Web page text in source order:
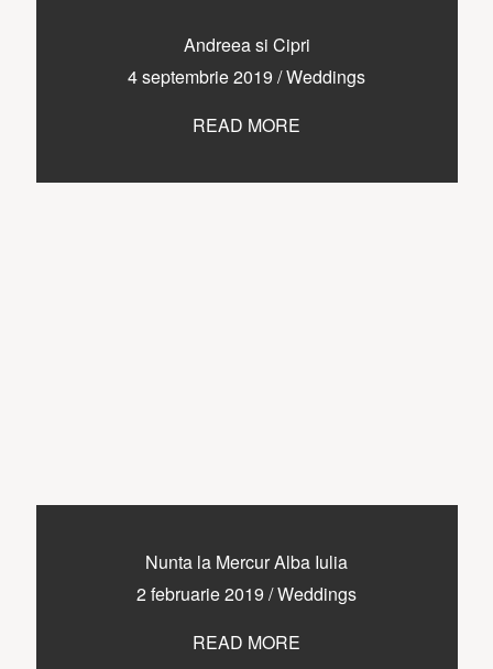
Andreea si Cipri
4 septembrie 2019 /Weddings
READ MORE
Nunta la Mercur Alba Iulia
2 februarie 2019 /Weddings
READ MORE